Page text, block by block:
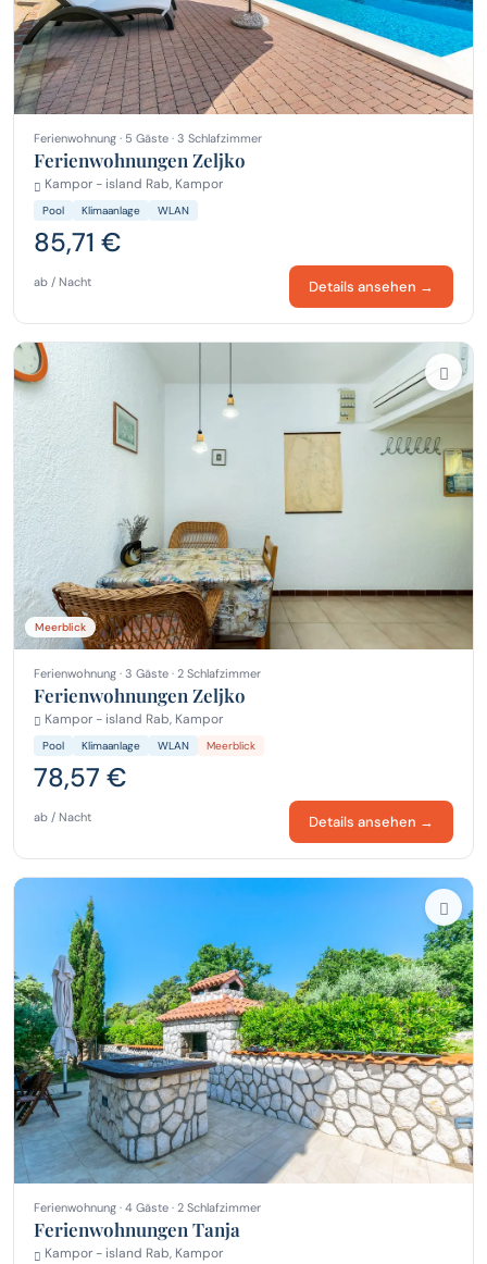
Ferienwohnung · 5 Gäste · 3 Schlafzimmer
Ferienwohnungen Zeljko
Kampor - island Rab, Kampor
Pool Klimaanlage WLAN
85,71 €
ab / Nacht Details ansehen →
Meerblick
Ferienwohnung · 3 Gäste · 2 Schlafzimmer
Ferienwohnungen Zeljko
Kampor - island Rab, Kampor
Pool Klimaanlage WLAN Meerblick
78,57 €
ab / Nacht Details ansehen →
Ferienwohnung · 4 Gäste · 2 Schlafzimmer
Ferienwohnungen Tanja
Kampor - island Rab, Kampor